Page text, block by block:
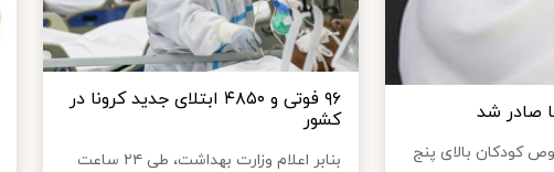
کودکان بالای پنج
۹۶ فوتی و ۴۸۵۰ ابتلای جدید کرونا در
کشور
بنابر اعلام وزارت بهداشت، طی ۲۴ ساعت